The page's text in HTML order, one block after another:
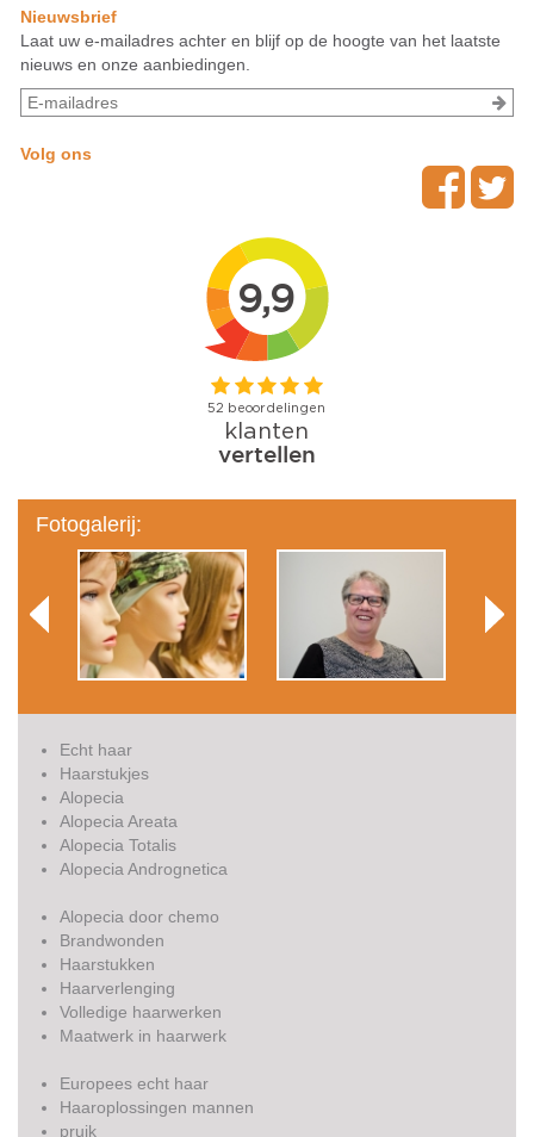
Nieuwsbrief
Laat uw e-mailadres achter en blijf op de hoogte van het laatste
nieuws en onze aanbiedingen.
Volg ons
Fotogalerij:
Echt haar
Haarstukjes
Alopecia
Alopecia Areata
Alopecia Totalis
Alopecia Andrognetica
Alopecia door chemo
Brandwonden
Haarstukken
Haarverlenging
Volledige haarwerken
Maatwerk in haarwerk
Europees echt haar
Haaroplossingen mannen
pruik